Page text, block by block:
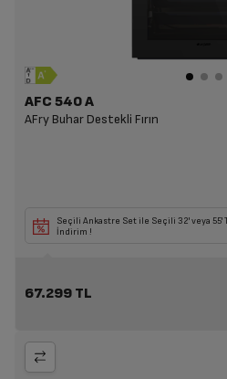
AFC 540 A
AFry Buhar Destekli Fırın
Seçili Ankastre Set ile Seçili 32' veya 55'
İndirim !
67.299 TL